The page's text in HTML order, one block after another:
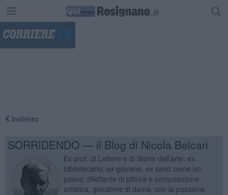
Indietro
SORRIDENDO — il Blog di Nicola Belcari
Ex prof. di Lettere e di Storia dell’arte, ex
bibliotecario; ex giovane, ex sano come un
pesce; dilettante di pittura e composizione
artistica, giocatore di dama, con la passione